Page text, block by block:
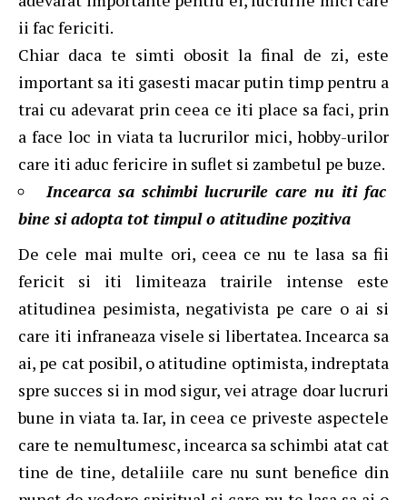
ii fac fericiti.
Chiar daca te simti obosit la final de zi, este
important sa iti gasesti macar putin timp pentru a
trai cu adevarat prin ceea ce iti place sa faci, prin
a face loc in viata ta lucrurilor mici, hobby-urilor
care iti aduc fericire in suflet si zambetul pe buze.
Incearca sa schimbi lucrurile care nu iti fac
bine si adopta tot timpul o atitudine pozitiva
De cele mai multe ori, ceea ce nu te lasa sa fii
fericit si iti limiteaza trairile intense este
atitudinea pesimista, negativista pe care o ai si
care iti infraneaza visele si libertatea. Incearca sa
ai, pe cat posibil, o atitudine optimista, indreptata
spre succes si in mod sigur, vei atrage doar lucruri
bune in viata ta. Iar, in ceea ce priveste aspectele
care te nemultumesc, incearca sa schimbi atat cat
tine de tine, detaliile care nu sunt benefice din